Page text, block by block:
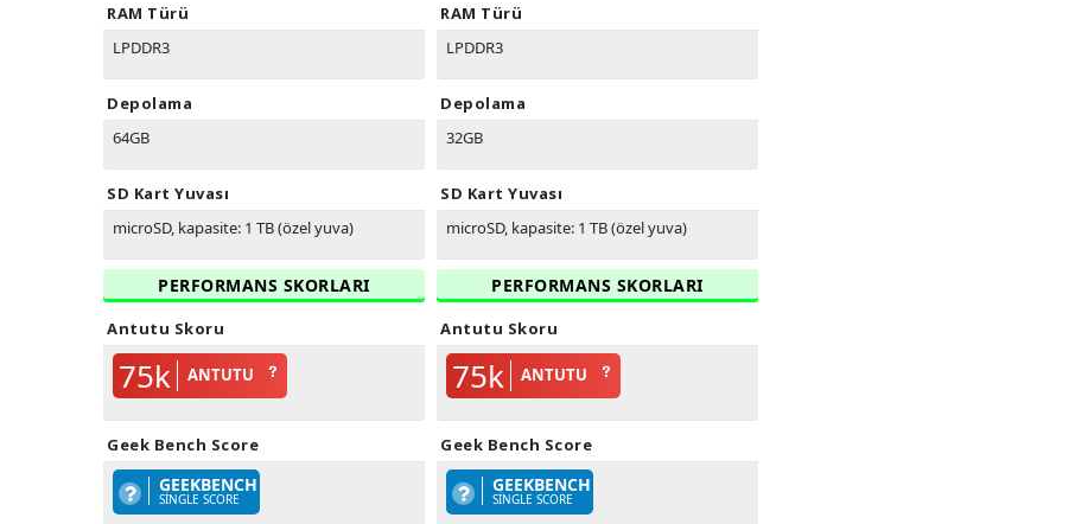
RAM Türü
LPDDR3
Depolama
64GB
SD Kart Yuvası
microSD, kapasite: 1 TB (özel yuva)
PERFORMANS SKORLARI
Antutu Skoru
75k ANTUTU
Geek Bench Score
GEEKBENCH
SINGLE SCORE
RAM Türü
LPDDR3
Depolama
32GB
SD Kart Yuvası
microSD, kapasite: 1 TB (özel yuva)
PERFORMANS SKORLARI
Antutu Skoru
75k ANTUTU
Geek Bench Score
GEEKBENCH
SINGLE SCORE